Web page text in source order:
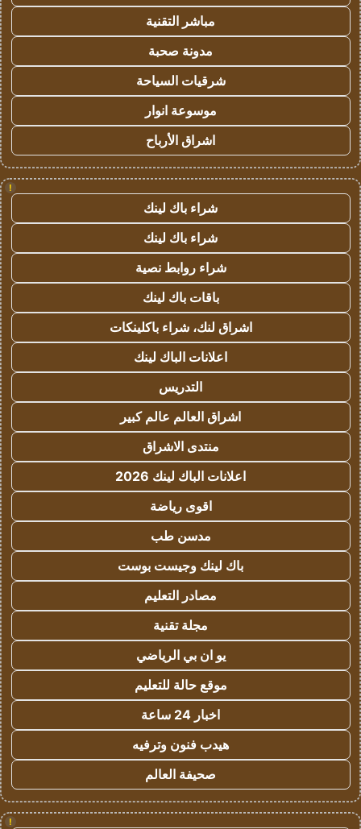
مباشر التقنية
مدونة صحبة
شرقيات السياحة
موسوعة انوار
اشراق الأرباح
!
شراء باك لينك
شراء باك لينك
شراء روابط نصية
باقات باك لينك
اشراق لنك، شراء باكلينكات
اعلانات الباك لينك
التدريس
اشراق العالم عالم كبير
منتدى الاشراق
اعلانات الباك لينك 2026
اقوى رياضة
مدسن طب
باك لينك وجيست بوست
مصادر التعليم
مجلة تقنية
يو ان بي الرياضي
موقع حالة للتعليم
اخبار 24 ساعة
هيدب فنون وترفيه
صحيفة العالم
!